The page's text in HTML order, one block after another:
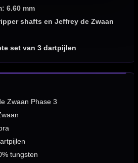
6.60 mm
shafts en Jeffrey de Zwaan
set van 3 dartpijlen
Zwaan Phase 3
tungsten